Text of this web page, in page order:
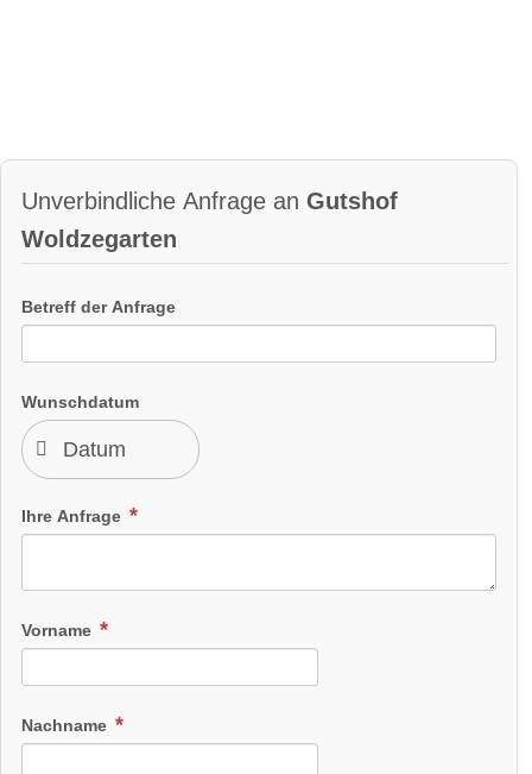
Unverbindliche Anfrage an Gutshof
Woldzegarten
Betreff der Anfrage
Wunschdatum
Ihre Anfrage
Vorname
Nachname